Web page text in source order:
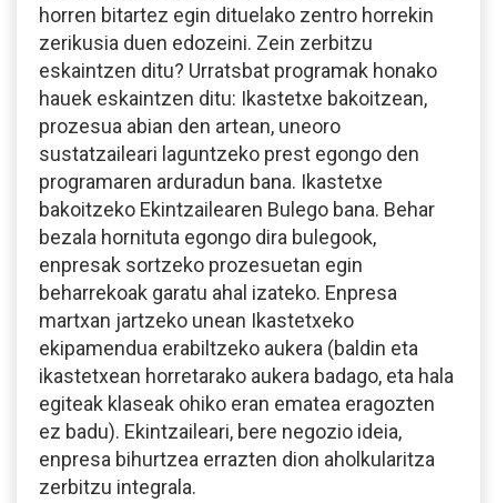
horren bitartez egin dituelako zentro horrekin
zerikusia duen edozeini. Zein zerbitzu
eskaintzen ditu? Urratsbat programak honako
hauek eskaintzen ditu: Ikastetxe bakoitzean,
prozesua abian den artean, uneoro
sustatzaileari laguntzeko prest egongo den
programaren arduradun bana. Ikastetxe
bakoitzeko Ekintzailearen Bulego bana. Behar
bezala hornituta egongo dira bulegook,
enpresak sortzeko prozesuetan egin
beharrekoak garatu ahal izateko. Enpresa
martxan jartzeko unean Ikastetxeko
ekipamendua erabiltzeko aukera (baldin eta
ikastetxean horretarako aukera badago, eta hala
egiteak klaseak ohiko eran ematea eragozten
ez badu). Ekintzaileari, bere negozio ideia,
enpresa bihurtzea errazten dion aholkularitza
zerbitzu integrala.